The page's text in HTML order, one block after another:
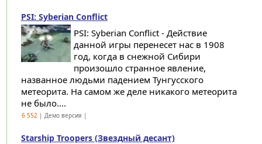
PSI: Syberian Conflict
PSI: Syberian Conflict - Действие
данной игры перенесет нас в 1908
год, когда в снежной Сибири
произошло странное явление,
названное людьми падением Тунгусского
метеорита. На самом же деле никакого метеорита
не было....
6 552| Демо версия |
Starship Troopers (Звездный десант)